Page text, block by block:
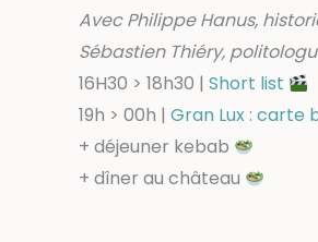
Avec Philippe Hanus,
Sébastien Thiéry,
16H30 > 18h30 | Short list
19h > 00h | Gran Lux : carte
+ déjeuner kebab
+ dîner au château